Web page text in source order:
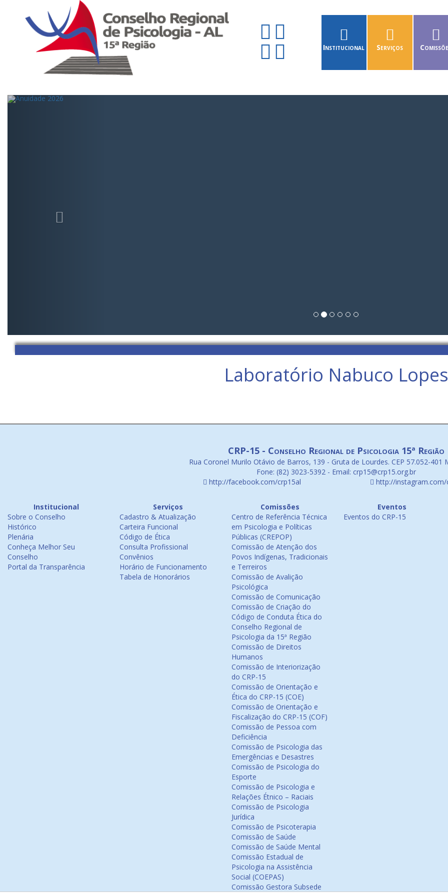
Institucional Serviços
Laboratório Nabuco Lopes
CRP-15 - Conselho Regional de Psicologia 15ª Região
Rua Coronel Murilo Otávio de Barros, 139 - Gruta de Lourdes. CEP 57.052-401
Fone: (82) 3023-5392 - Email: crp15@crp15.org.br
http://facebook.com/crp15al
http://instagram.com/
Institucional
Sobre o Conselho
Histórico
Plenária
Conheça Melhor Seu
Conselho
Portal da Transparência
Serviços
Cadastro & Atualização
Carteira Funcional
Código de Ética
Consulta Profissional
Convênios
Horário de Funcionamento
Tabela de Honorários
Comissões
Centro de Referência Técnica
em Psicologia e Políticas
Públicas (CREPOP)
Comissão de Atenção dos
Povos Indígenas, Tradicionais
e Terreiros
Comissão de Avalição
Psicológica
Comissão de Comunicação
Comissão de Criação do
Código de Conduta Ética do
Conselho Regional de
Psicologia da 15ª Região
Comissão de Direitos
Humanos
Comissão de Interiorização
do CRP-15
Comissão de Orientação e
Ética do CRP-15 (COE)
Comissão de Orientação e
Fiscalização do CRP-15 (COF)
Comissão de Pessoa com
Deficiência
Comissão de Psicologia das
Emergências e Desastres
Comissão de Psicologia do
Esporte
Comissão de Psicologia e
Relações Étnico – Raciais
Comissão de Psicologia
Jurídica
Comissão de Psicoterapia
Comissão de Saúde
Comissão de Saúde Mental
Comissão Estadual de
Psicologia na Assistência
Social (COEPAS)
Comissão Gestora Subsede
Eventos
Eventos do CRP-15